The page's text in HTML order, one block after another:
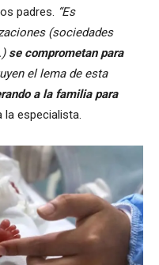
padres. “Es
(sociedades
se comprometan para
el lema de esta
a la familia para
la especialista.